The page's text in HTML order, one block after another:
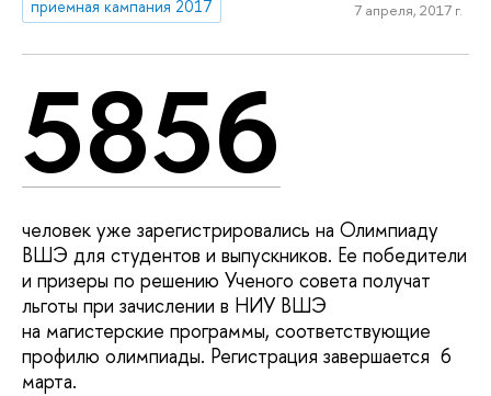
приемная кампания 2017
7 апреля, 2017 г.
5856
человек уже зарегистрировались на Олимпиаду
ВШЭ для студентов и выпускников. Ее победители
и призеры по решению Ученого совета получат
льготы при зачислении в НИУ ВШЭ
на магистерские программы, соответствующие
профилю олимпиады. Регистрация завершается 6
марта.